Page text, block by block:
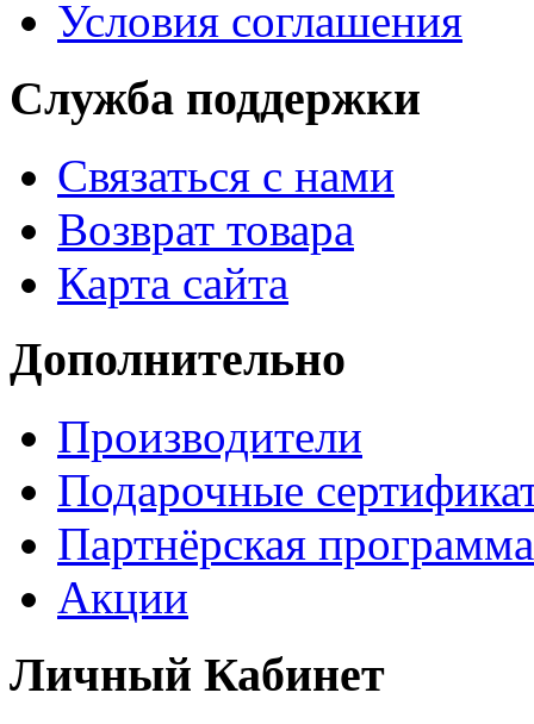
Условия соглашения
Служба поддержки
Связаться с нами
Возврат товара
Карта сайта
Дополнительно
Производители
Подарочные
Партнёрская программа
Акции
Личный Кабинет